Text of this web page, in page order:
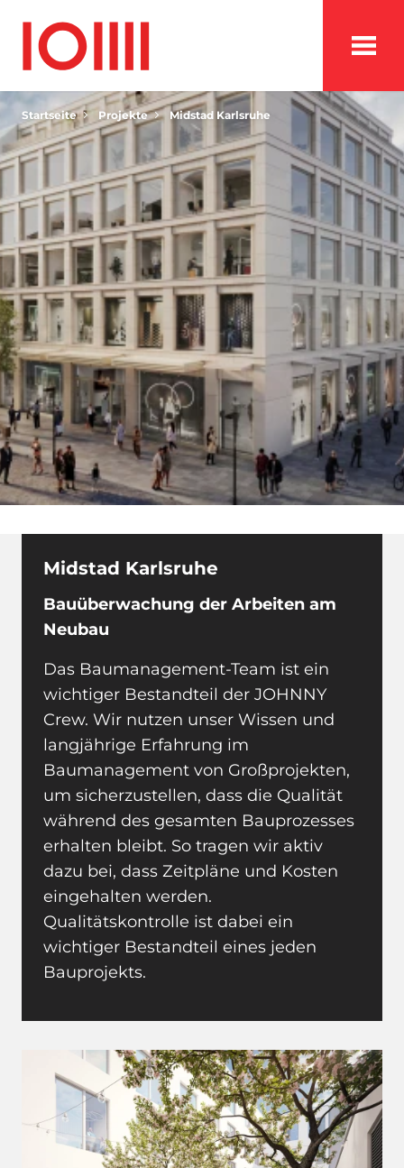
Startseite Projekte Midstad Karlsruhe
Midstad Karlsruhe
Bauüberwachung der Arbeiten am
Neubau
Das Baumanagement-Team ist ein
wichtiger Bestandteil der JOHNNY
Crew. Wir nutzen unser Wissen und
langjährige Erfahrung im
Baumanagement von Großprojekten,
um sicherzustellen, dass die Qualität
während des gesamten Bauprozesses
erhalten bleibt. So tragen wir aktiv
dazu bei, dass Zeitpläne und Kosten
eingehalten werden.
Qualitätskontrolle ist dabei ein
wichtiger Bestandteil eines jeden
Bauprojekts.